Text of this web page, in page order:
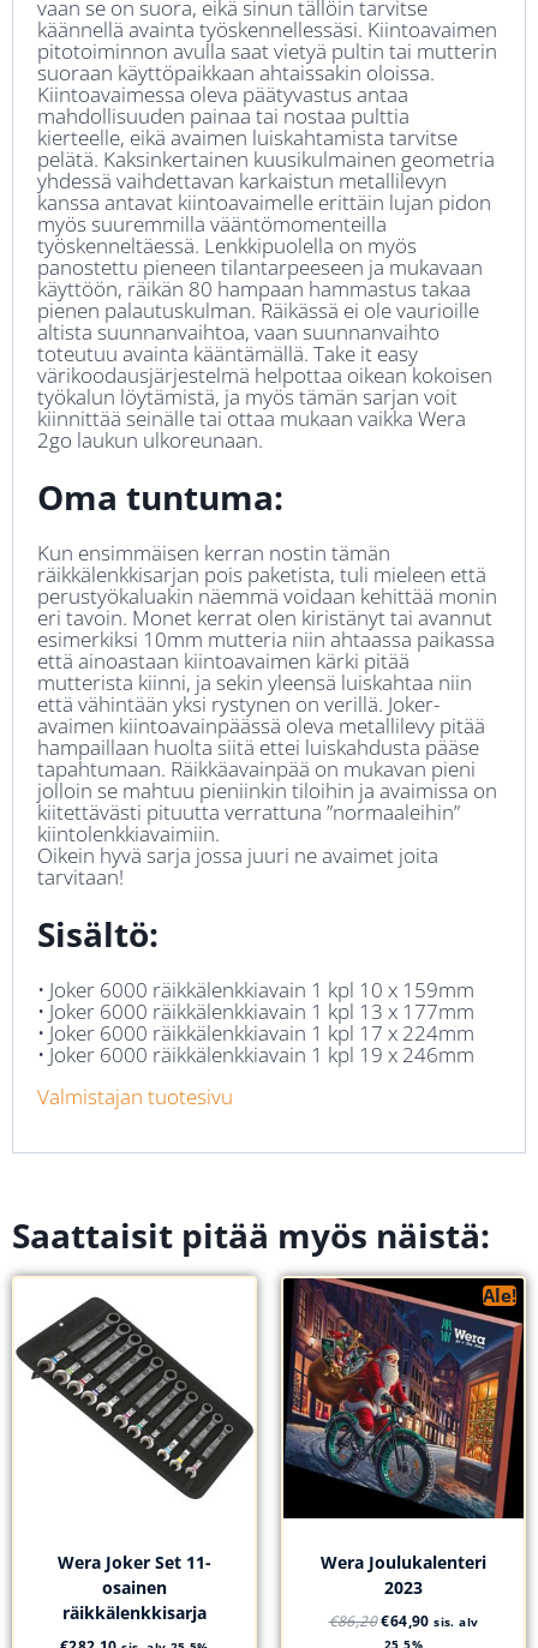
vaan se on suora, eikä sinun tällöin tarvitse
käännellä avainta työskennellessäsi. Kiintoavaimen
pitotoiminnon avulla saat vietyä pultin tai mutterin
suoraan käyttöpaikkaan ahtaissakin oloissa.
Kiintoavaimessa oleva päätyvastus antaa
mahdollisuuden painaa tai nostaa pulttia
kierteelle, eikä avaimen luiskahtamista tarvitse
pelätä. Kaksinkertainen kuusikulmainen geometria
yhdessä vaihdettavan karkaistun metallilevyn
kanssa antavat kiintoavaimelle erittäin lujan pidon
myös suuremmilla vääntömomenteilla
työskenneltäessä. Lenkkipuolella on myös
panostettu pieneen tilantarpeeseen ja mukavaan
käyttöön, räikän 80 hampaan hammastus takaa
pienen palautuskulman. Räikässä ei ole vaurioille
altista suunnanvaihtoa, vaan suunnanvaihto
toteutuu avainta kääntämällä. Take it easy
värikoodausjärjestelmä helpottaa oikean kokoisen
työkalun löytämistä, ja myös tämän sarjan voit
kiinnittää seinälle tai ottaa mukaan vaikka Wera
2go laukun ulkoreunaan.
Oma tuntuma:
Kun ensimmäisen kerran nostin tämän
räikkälenkkisarjan pois paketista, tuli mieleen että
perustyökaluakin näemmä voidaan kehittää monin
eri tavoin. Monet kerrat olen kiristänyt tai avannut
esimerkiksi 10mm mutteria niin ahtaassa paikassa
että ainoastaan kiintoavaimen kärki pitää
mutterista kiinni, ja sekin yleensä luiskahtaa niin
että vähintään yksi rystynen on verillä. Joker-
avaimen kiintoavainpäässä oleva metallilevy pitää
hampaillaan huolta siitä ettei luiskahdusta pääse
tapahtumaan. Räikkäavainpää on mukavan pieni
jolloin se mahtuu pieniinkin tiloihin ja avaimissa on
kiitettävästi pituutta verrattuna ”normaaleihin”
kiintolenkkiavaimiin.
Oikein hyvä sarja jossa juuri ne avaimet joita
tarvitaan!
Sisältö:
• Joker 6000 räikkälenkkiavain 1 kpl 10 x 159mm
• Joker 6000 räikkälenkkiavain 1 kpl 13 x 177mm
• Joker 6000 räikkälenkkiavain 1 kpl 17 x 224mm
• Joker 6000 räikkälenkkiavain 1 kpl 19 x 246mm
Valmistajan tuotesivu
Saattaisit pitää myös näistä:
Wera Joker Set 11-
osainen
räikkälenkkisarja
Ale!
Wera Joulukalenteri
2023
€86,20 €64,90 sis. alv